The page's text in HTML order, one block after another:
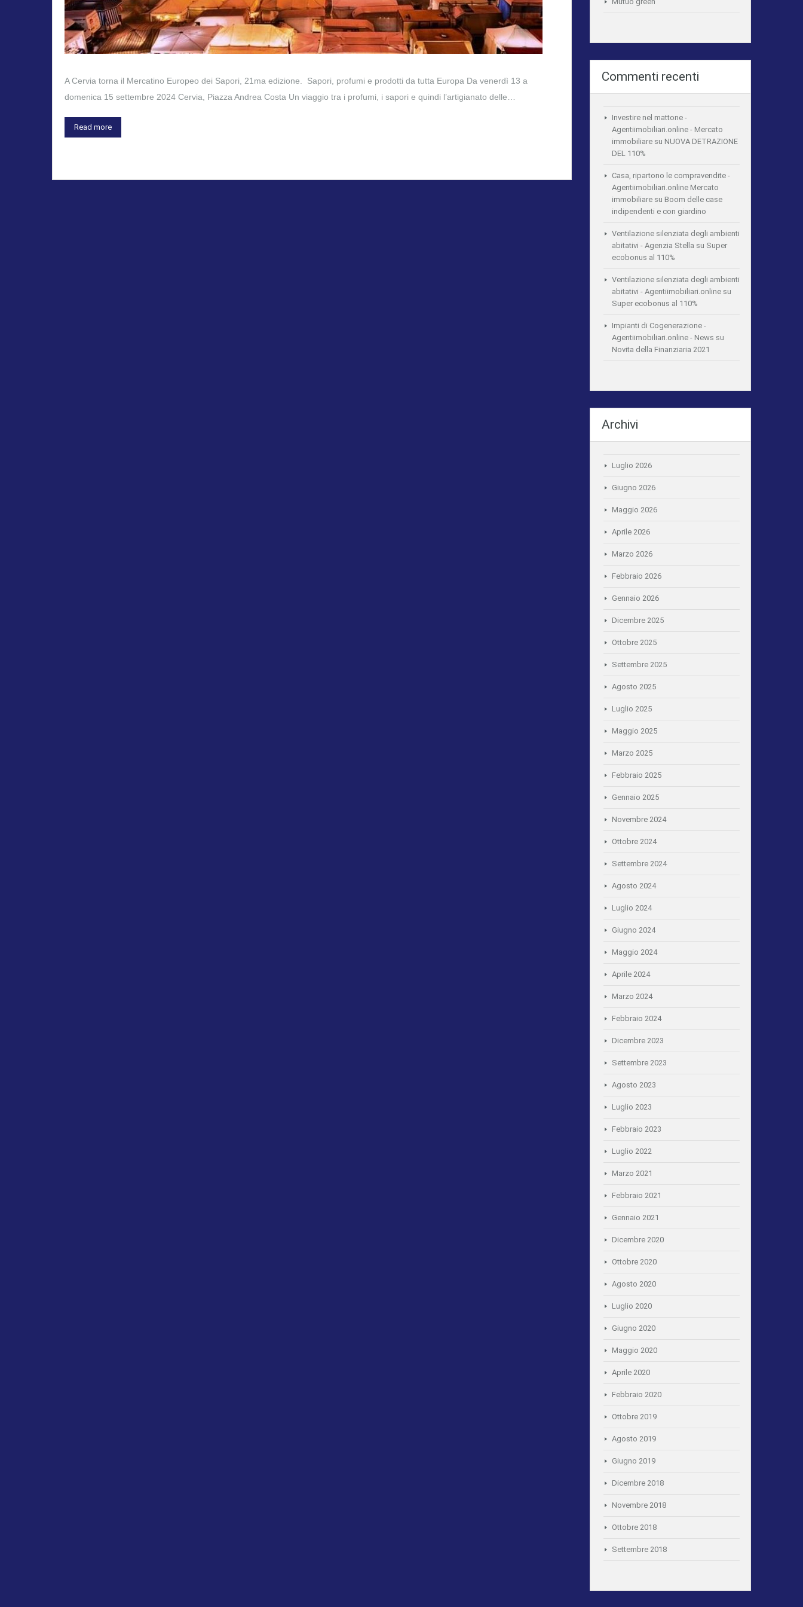
A Cervia torna il Mercatino Europeo dei Sapori, 21ma edizione. Sapori, profumi e prodotti da tutta Europa Da venerdì 13 a
domenica 15 settembre 2024 Cervia, Piazza Andrea Costa Un viaggio tra i profumi, i sapori e quindi l’artigianato delle…
Read more
Commenti recenti
Investire nel mattone -
Agentiimobiliari.online - Mercato
immobiliare su NUOVA DETRAZIONE
DEL 110%
Casa, ripartono le compravendite -
Agentiimobiliari.online Mercato
immobiliare su Boom delle case
indipendenti e con giardino
Ventilazione silenziata degli ambienti
abitativi - Agenzia Stella su Super
ecobonus al 110%
Ventilazione silenziata degli ambienti
abitativi - Agentiimobiliari.online su
Super ecobonus al 110%
Impianti di Cogenerazione -
Agentiimobiliari.online - News su
Novita della Finanziaria 2021
Archivi
Luglio 2026
Giugno 2026
Maggio 2026
Aprile 2026
Marzo 2026
Febbraio 2026
Gennaio 2026
Dicembre 2025
Ottobre 2025
Settembre 2025
Agosto 2025
Luglio 2025
Maggio 2025
Marzo 2025
Febbraio 2025
Gennaio 2025
Novembre 2024
Ottobre 2024
Settembre 2024
Agosto 2024
Luglio 2024
Giugno 2024
Maggio 2024
Aprile 2024
Marzo 2024
Febbraio 2024
Dicembre 2023
Settembre 2023
Agosto 2023
Luglio 2023
Febbraio 2023
Luglio 2022
Marzo 2021
Febbraio 2021
Gennaio 2021
Dicembre 2020
Ottobre 2020
Agosto 2020
Luglio 2020
Giugno 2020
Maggio 2020
Aprile 2020
Febbraio 2020
Ottobre 2019
Agosto 2019
Giugno 2019
Dicembre 2018
Novembre 2018
Ottobre 2018
Settembre 2018